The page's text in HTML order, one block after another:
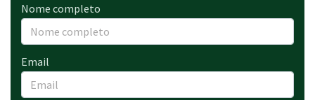
Nome completo
Email